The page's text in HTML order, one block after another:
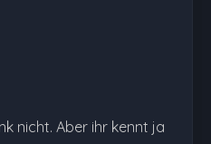
nicht. Aber ihr kennt ja